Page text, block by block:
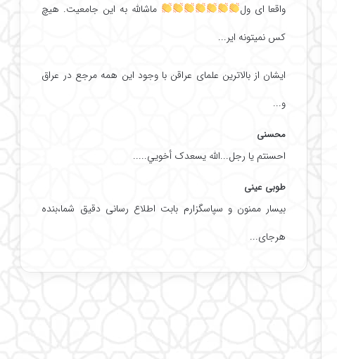
واقعا ای ول
ماشالله به این جامعیت. هیچ
کس نمیتونه ایر...
ایشان از بالاترین علمای عراقن با وجود این همه مرجع در عراق
و...
محسنی
احسنتم یا رجل...الله یسعدک أخويي.....
طوبی عینی
بیسار ممنون و سپاسگزارم بابت اطلاع رسانی دقیق شما،بنده
هرجای...